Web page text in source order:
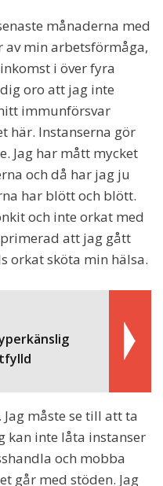
månaderna med
min arbetsförmåga,
i över fyra
oro att jag inte
immunförsvar
här. Instanserna gör
Jag har mått mycket
och då har jag ju
har blött och blött.
och inte orkat med
att jag gått
orkat sköta min hälsa.
Jag måste se till att ta
kan inte låta instanser
och mobba
går med stöden. Jag